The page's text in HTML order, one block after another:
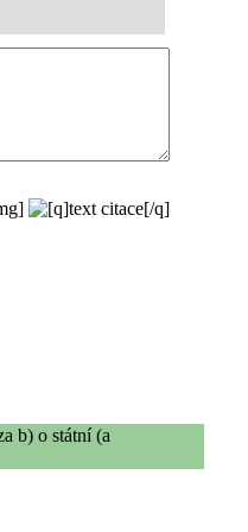
b) o státní (a